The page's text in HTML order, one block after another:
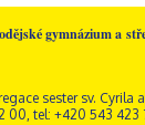
gymnázium a
sester sv. Cyrila
00, tel: +420 543 423